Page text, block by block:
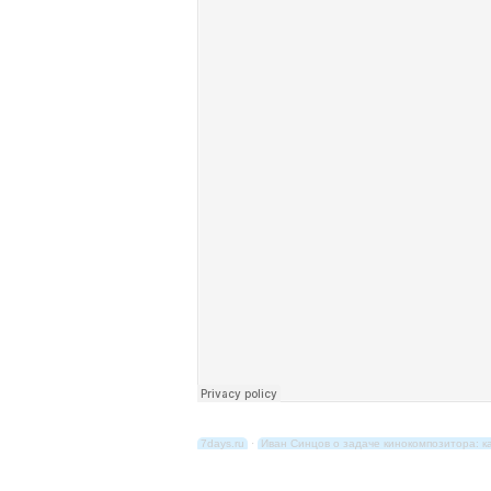
7days.ru · Иван Синцов о задаче кинокомпозитора: